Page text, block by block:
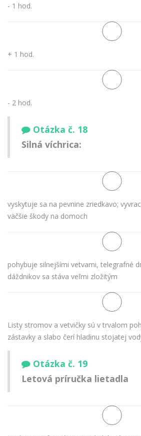
- 1 hod.
+ 1 hod.
- 2 hod.
Otázka č. 18
Silná víchrica:
vyskytuje sa na pevnine zriedkavo;
väčšie škody na domoch
pohybuje silnejšími vetvami, telegrafné
dáždnikov sa stáva veľmi zložitým
Listy stromov a vetvičky sú v trvalom
zástavky a slabo čerí hladinu stojatej
Otázka č. 19
Letová príručka lietadla